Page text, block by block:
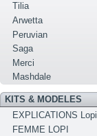
Tilia
Arwetta
Peruvian
Saga
Merci
Mashdale
KITS & MODELES
EXPLICATIONS Lopi
FEMME LOPI